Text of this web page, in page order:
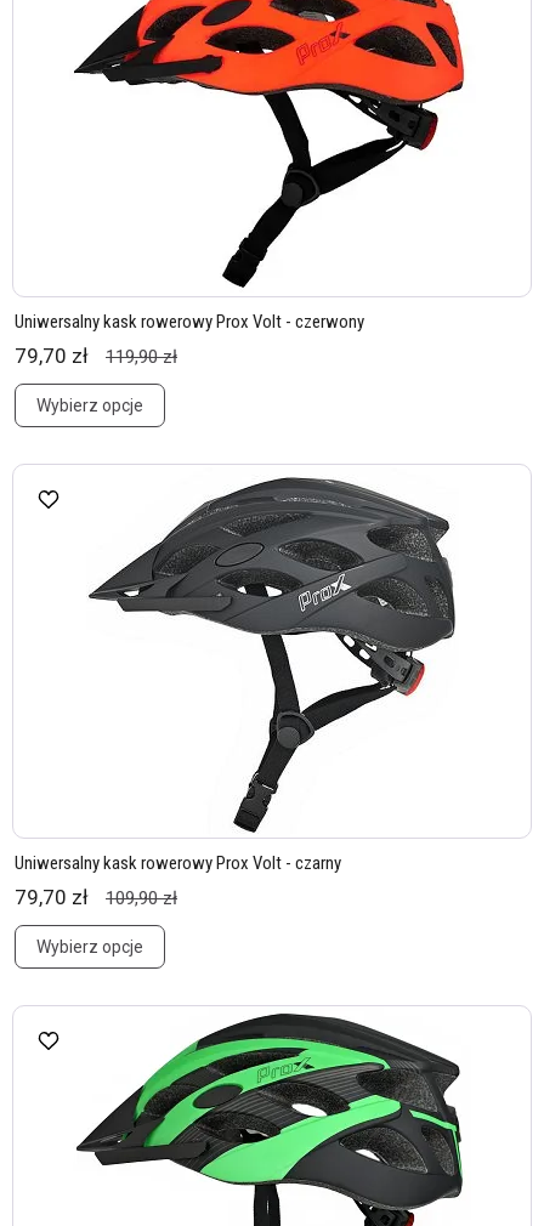
Uniwersalny kask rowerowy Prox Volt - czerwony
79,70 zł 119,90 zł
Wybierz opcje
Uniwersalny kask rowerowy Prox Volt - czarny
79,70 zł 109,90 zł
Wybierz opcje